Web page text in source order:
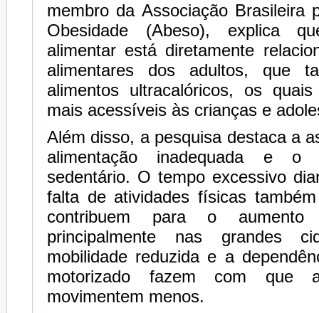
membro da Associação Brasileira
Obesidade (Abeso), explica
alimentar está diretamente
alimentares dos adultos, que
alimentos ultracalóricos, os
mais acessíveis às crianças e
Além disso, a pesquisa destaca a
alimentação inadequada e
sedentário. O tempo excessivo
falta de atividades físicas
contribuem para o aumento
principalmente nas grandes
mobilidade reduzida e a
motorizado fazem com que
movimentem menos.